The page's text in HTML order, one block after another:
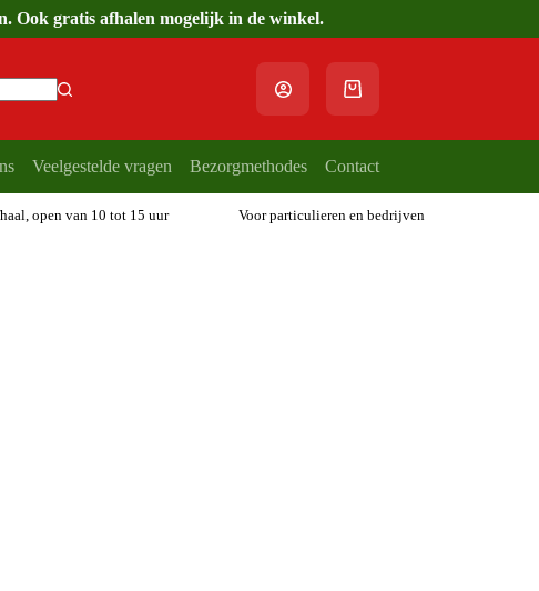
Ook gratis afhalen mogelijk in de winkel.
Winkelwagen
Veelgestelde vragen Bezorgmethodes Contact
open van 10 tot 15 uur Voor particulieren en bedrijven